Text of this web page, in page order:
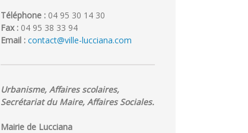
Téléphone : 04 95 30 14 30
Fax : 04 95 38 33 94
Email : contact@ville-lucciana.com
Urbanisme, Affaires scolaires,
Secrétariat du Maire, Affaires Sociales.
Mairie de Lucciana